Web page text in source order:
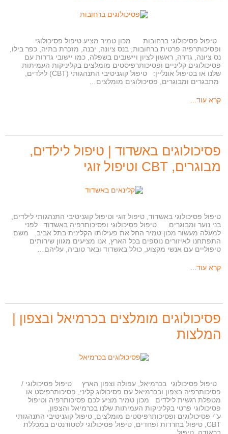
טיפול פסיכולוגי ברחובות מכון טמיר מציע טיפול פסיכולוגי
ופסיכותרפיה פרטית ברחובות, בנס ציונה, יבנה, מזכרת בתיה, כפר בילו,
נס ציונה, גדרה, ראשון לציון ויישובים בשפלה, כמו יישובי גדרות עם
פסיכולוגים קליניים ופסיכותרפיסטים מומלצים בקליניקות העמיתות
שלנו או בטיפול אונליין: טיפול קוגניטיבי התנהגותי (CBT) לילדים,
מתבגרים ומבוגרים, פסיכולוגים מומלצים…
קרא עוד...
פסיכולוגים באשדוד | טיפול לילדים,
מבוגרים, CBT וטיפול זוגי
טיפול פסיכולוגי באשדוד, טיפול זוגי וטיפול קוגניטיבי התנהגותי לילדים,
בני נוער ומבוגרים טיפול פסיכולוגי ופסיכותרפיה באשדוד לפני
למעלה מעשור מכון טמיר החל את פעילותו הקלינית בתל אביב. משם
התפתחנו לאיזורים נוספים בכל הארץ, אנו מציעים מגוון שירותים
טיפוליים עם אנשי מקצוע, כולל באשדוד ובאר טוביה, עליהם…
קרא עוד...
פסיכולוגים מומלצים בכרמיאל ובצפון |
המלצות
טיפול פסיכולוגי בכרמיאל, עפולה וצפון הארץ טיפול פסיכולוגי /
פסיכותרפיה בצפון ובכרמיאל עם פסיכולוג קליני, פסיכותרפיסט או
מטפלת רגשית לילדים מכון טמיר מציע לכם פסיכותרפיה וטיפול
פסיכולוגי פרטי בקליניקות העמיתות שלנו בכרמיאל והצפון,
ע"י פסיכולוגים ופסיכותרפיסטים מומלצים, טיפול קוגניטיבי התנהגותי
CBT, טיפול בחרדות ופחדים, טיפול פסיכולוגי לסטודנטים במכללת